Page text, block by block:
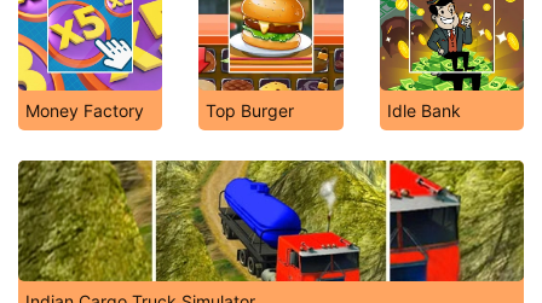
Money Factory Top Burger Idle Bank